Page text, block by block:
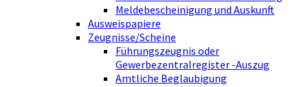
Meldebescheinigung und Auskunft
Ausweispapiere
Zeugnisse/Scheine
Führungszeugnis oder
Gewerbezentralregister -Auszug
Amtliche Beglaubigung